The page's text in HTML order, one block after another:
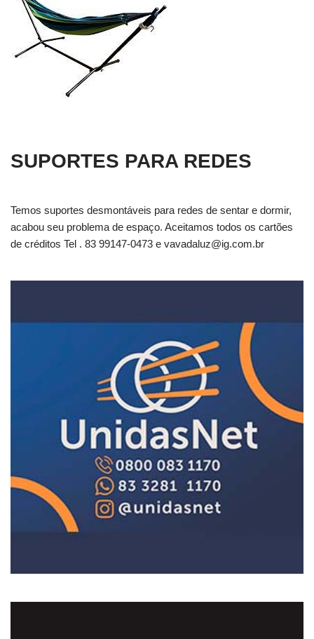
SUPORTES PARA REDES
Temos suportes desmontáveis para redes de sentar e dormir,
acabou seu problema de espaço. Aceitamos todos os cartões
de créditos Tel . 83 99147-0473 e vavadaluz@ig.com.br